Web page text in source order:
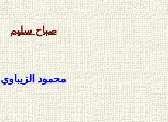
صباح سليم
محمود الزيباوي